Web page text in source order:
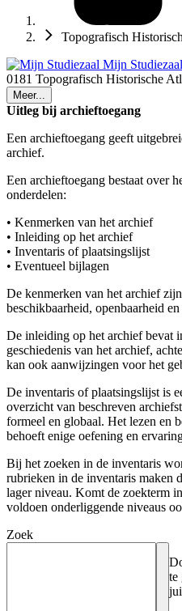
Topografisch
Mijn
0181 Topografisch Historische
Meer...
Uitleg bij archieftoegang
Een archieftoegang geeft
archief.
Een archieftoegang bestaat over
onderdelen:
• Kenmerken van het archief
• Inleiding op het archief
• Inventaris of plaatsingslijst
• Eventueel bijlagen
De kenmerken van het archief
beschikbaarheid, openbaarheid en
De inleiding op het archief bevat
geschiedenis van het archief,
kan ook aanwijzingen voor het
De inventaris of plaatsingslijst is
overzicht van beschreven
formeel en globaal. Het lezen en
behoeft enige oefening en
Bij het zoeken in de inventaris
rubrieken in de inventaris maken
lager niveau. Komt de zoekterm
voldoen onderliggende niveaus
Zoek
te